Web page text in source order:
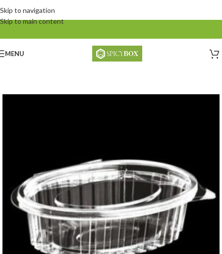
Skip to navigation
Skip to main content
MENU